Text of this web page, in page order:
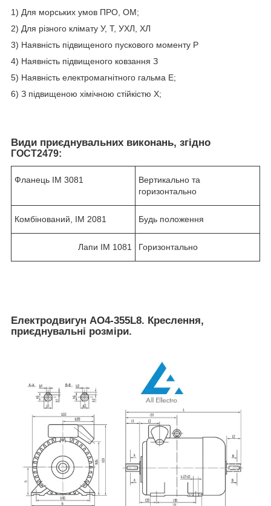
1) Для морських умов ПРО, ОМ;
2) Для різного клімату У, Т, УХЛ, ХЛ
3) Наявність підвищеного пускового моменту Р
4) Наявність підвищеного ковзання З
5) Наявність електромагнітного гальма Е;
6) З підвищеною хімічною стійкістю Х;
Види приєднувальних виконань, згідно
ГОСТ2479:
Фланець IM 3081
Вертикально та
горизонтально
Комбінований, ІМ 2081 Будь положення
Лапи IM 1081 Горизонтально
Електродвигун АО4-355L8. Креслення,
приєднувальні розміри.